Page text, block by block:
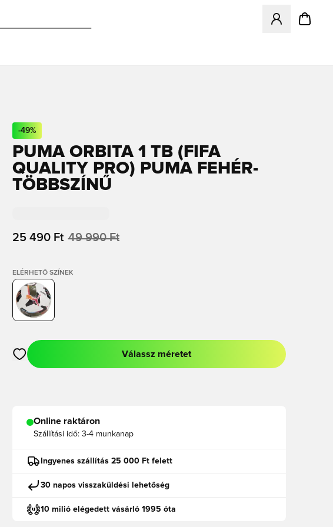
Megnyit egy
-49%
PUMA ORBITA 1 TB (FIFA
QUALITY PRO) PUMA FEHÉR-
TÖBBSZÍNŰ
25 490 Ft 49 990 Ft
ELÉRHETŐ SZÍNEK
Megnyit egy modált a bejelentkezéshez vagy a tagként való regisztrációhoz
Válassz méretet
Online raktáron
Szállítási idő: 3-4 munkanap
Ingyenes szállítás 25 000 Ft felett
30 napos visszaküldési lehetőség
10 milió elégedett vásárló 1995 óta